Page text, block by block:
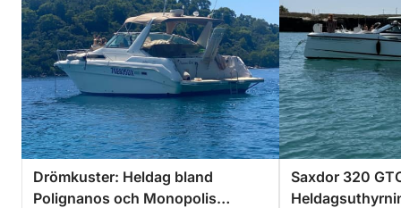
Drömkuster: Heldag bland
Polignanos och Monopolis
Saxdor 320